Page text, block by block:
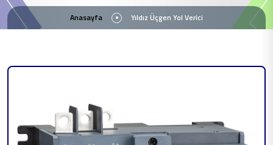
Anasayfa Yıldız Üçgen Yol Verici